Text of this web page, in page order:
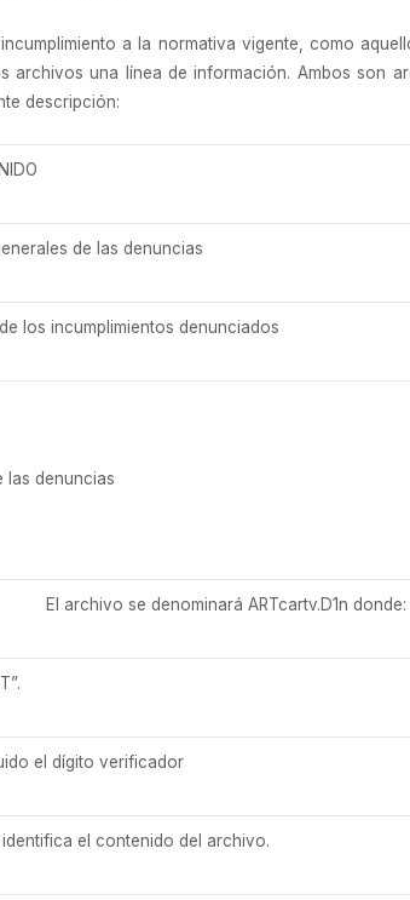
a la normativa vigente, como
archivos una línea de información. Ambos son
descripción:
de las denuncias
los incumplimientos denunciados
las denuncias
El archivo se denominará ARTcartv.D1n donde:
el dígito verificador
identifica el contenido del archivo.